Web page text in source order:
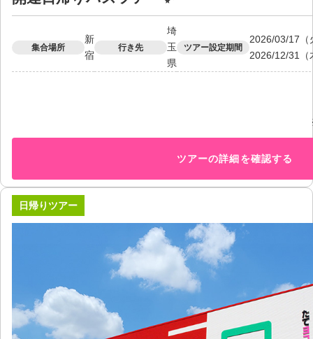
集合場所
新
宿
行き先
埼
玉
県
ツアー設定期間
2026/03/17（
2026/12/31（
ツアーの詳細を確認する
日帰りツアー